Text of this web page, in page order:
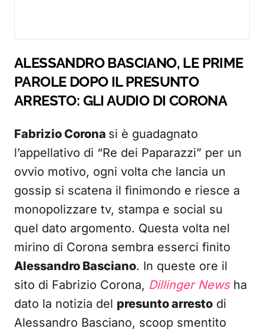
ALESSANDRO BASCIANO, LE PRIME
PAROLE DOPO IL PRESUNTO
ARRESTO: GLI AUDIO DI CORONA
Fabrizio Corona si è guadagnato
l’appellativo di “Re dei Paparazzi” per un
ovvio motivo, ogni volta che lancia un
gossip si scatena il finimondo e riesce a
monopolizzare tv, stampa e social su
quel dato argomento. Questa volta nel
mirino di Corona sembra esserci finito
Alessandro Basciano. In queste ore il
sito di Fabrizio Corona, Dillinger Newsha
dato la notizia del presunto arresto di
Alessandro Basciano, scoop smentito